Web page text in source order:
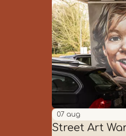
07 aug
Street Art